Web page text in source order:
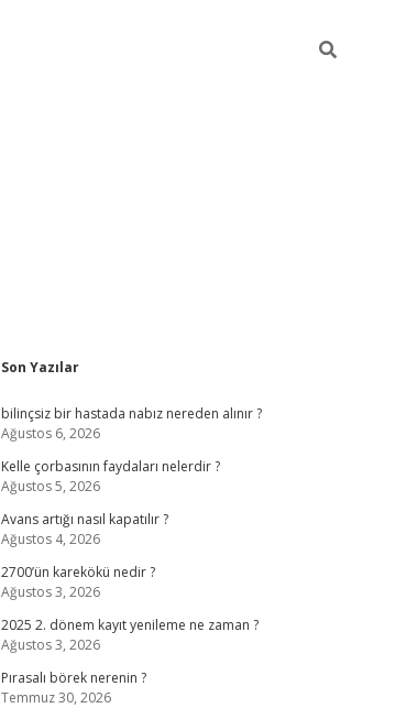
Sidebar
Son Yazılar
bilinçsiz bir hastada nabız nereden alınır ?
Ağustos 6, 2026
Kelle çorbasının faydaları nelerdir ?
Ağustos 5, 2026
Avans artığı nasıl kapatılır ?
Ağustos 4, 2026
2700’ün karekökü nedir ?
Ağustos 3, 2026
2025 2. dönem kayıt yenileme ne zaman ?
Ağustos 3, 2026
Pırasalı börek nerenin ?
Temmuz 30, 2026
vdcasino güncel giriş